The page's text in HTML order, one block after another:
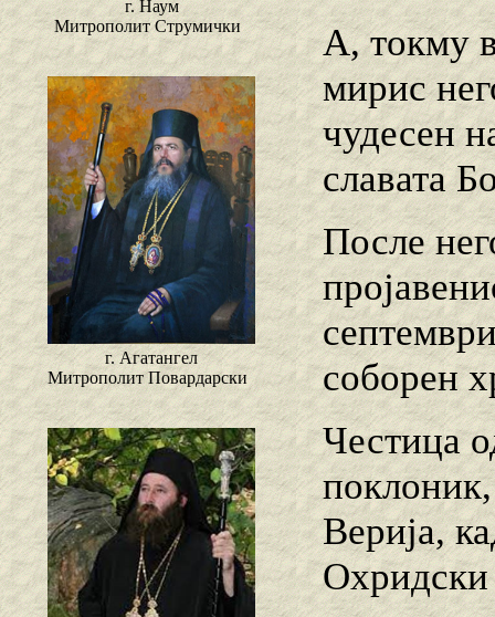
г. Наум
Митрополит Струмички
г. Агатангел
Митрополит Повардарски
А, токму
мирис
чудесен
славата
После
соборен
Честица
Верија,